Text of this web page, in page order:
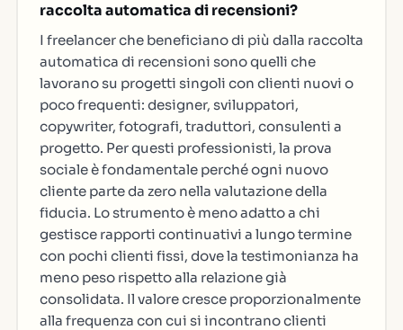
raccolta automatica di recensioni?
I freelancer che beneficiano di più dalla raccolta
automatica di recensioni sono quelli che
lavorano su progetti singoli con clienti nuovi o
poco frequenti: designer, sviluppatori,
copywriter, fotografi, traduttori, consulenti a
progetto. Per questi professionisti, la prova
sociale è fondamentale perché ogni nuovo
cliente parte da zero nella valutazione della
fiducia. Lo strumento è meno adatto a chi
gestisce rapporti continuativi a lungo termine
con pochi clienti fissi, dove la testimonianza ha
meno peso rispetto alla relazione già
consolidata. Il valore cresce proporzionalmente
alla frequenza con cui si incontrano clienti